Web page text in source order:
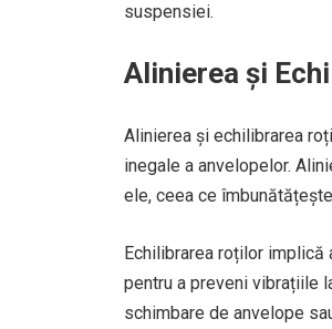
suspensiei.
Alinierea și
Alinierea și echilibrarea
inegale a anvelopelor.
ele, ceea ce
Echilibrarea roților
pentru a preveni vibrațiile
schimbare de anvelope